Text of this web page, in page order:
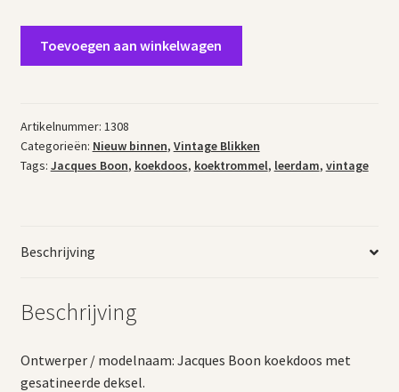
Toevoegen aan winkelwagen
Artikelnummer: 1308
Categorieën: Nieuw binnen, Vintage Blikken
Tags: Jacques Boon, koekdoos, koektrommel, leerdam, vintage
Beschrijving
Beschrijving
Ontwerper / modelnaam: Jacques Boon koekdoos met
gesatineerde deksel.